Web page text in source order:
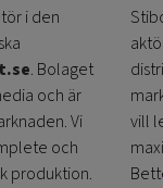
i den
. Bolaget
och är
Vi
och
produktion.
vill